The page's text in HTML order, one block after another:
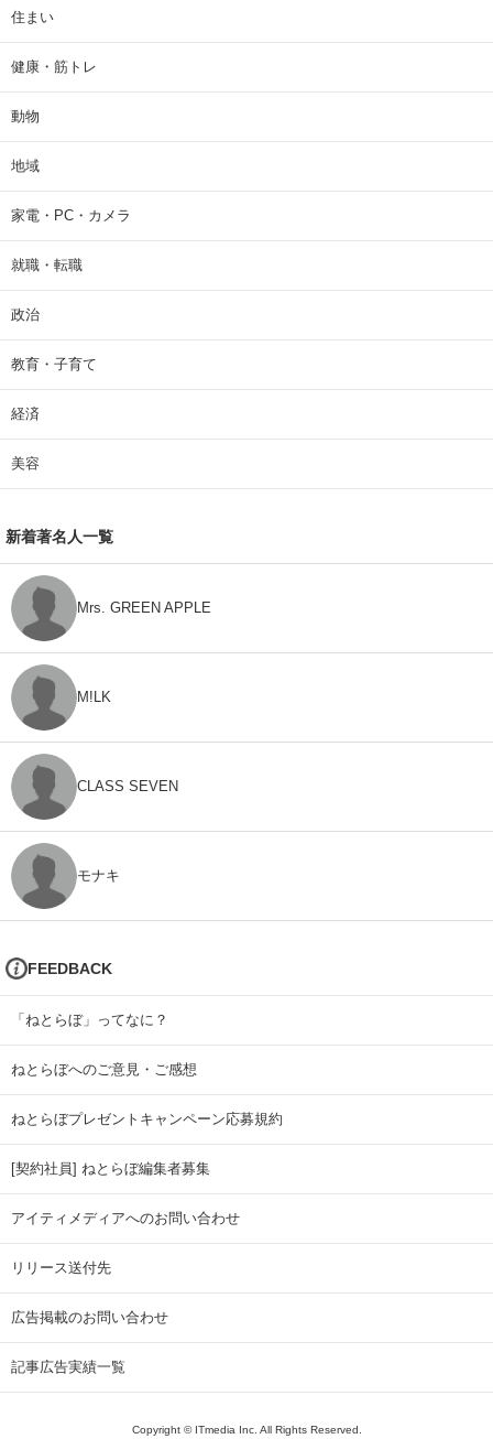
住まい
健康・筋トレ
動物
地域
家電・PC・カメラ
就職・転職
政治
教育・子育て
経済
美容
新着著名人一覧
Mrs. GREEN APPLE
M!LK
CLASS SEVEN
モナキ
FEEDBACK
「ねとらぼ」ってなに？
ねとらぼへのご意見・ご感想
ねとらぼプレゼントキャンペーン応募規約
[契約社員] ねとらぼ編集者募集
アイティメディアへのお問い合わせ
リリース送付先
広告掲載のお問い合わせ
記事広告実績一覧
Copyright © ITmedia Inc. All Rights Reserved.